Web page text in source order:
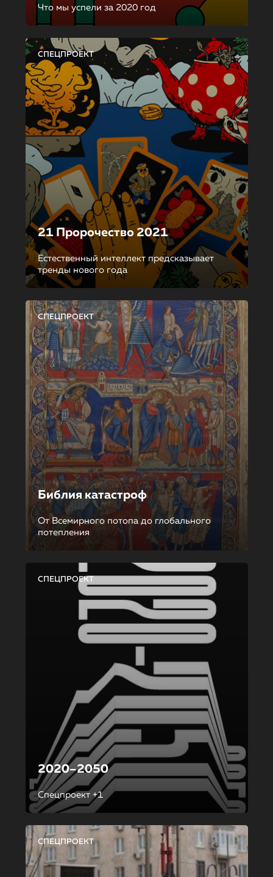
Что мы успели за 2020 год
СПЕЦПРОЕКТ
21 Пророчество 2021
Естественный интеллект предсказывает
тренды нового года
СПЕЦПРОЕКТ
Библия катастроф
От Всемирного потопа до глобального
потепления
СПЕЦПРОЕКТ
2020–2050
Спецпроект +1
СПЕЦПРОЕКТ